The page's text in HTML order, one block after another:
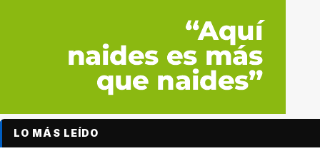
LO MÁS LEÍDO